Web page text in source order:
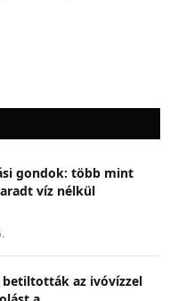
gondok: több mint
víz nélkül
az ivóvízzel